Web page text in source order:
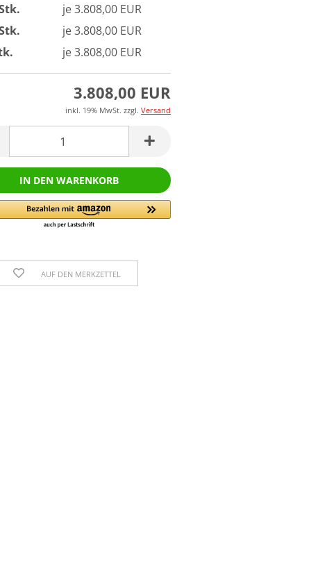
je 3.808,00 EUR
je 3.808,00 EUR
je 3.808,00 EUR
3.808,00 EUR
inkl. 19% MwSt. zzgl. Versand
AUF DEN MERKZETTEL